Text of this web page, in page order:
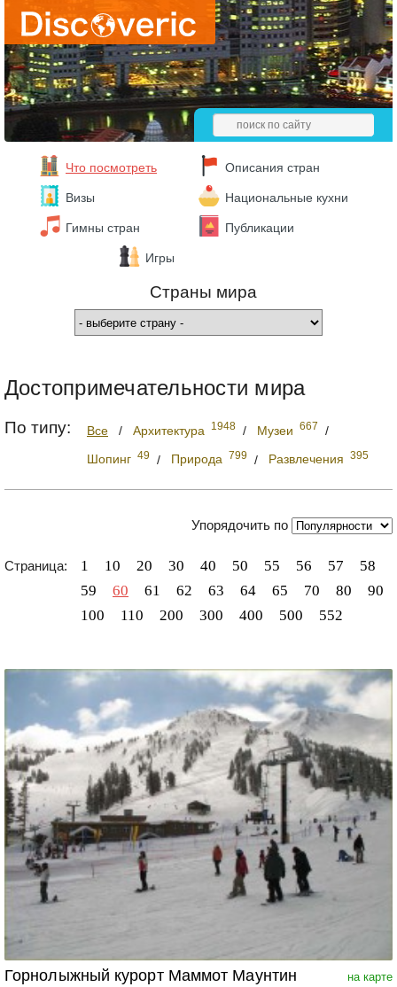
Что посмотреть Описания стран
Визы Национальные кухни
Гимны стран Публикации
Игры
Страны мира
Достопримечательности мира
По типу: Все / Архитектура 1948 / Музеи 667 /
Шопинг 49 / Природа 799 / Развлечения 395
Упорядочить по
Страница: 1 10 20 30 40 50 55 56 57
58
59
60 61 62 63 64 65 70 80
90
100
110 200 300 400 500 552
на карте
Горнолыжный курорт Маммот Маунтин